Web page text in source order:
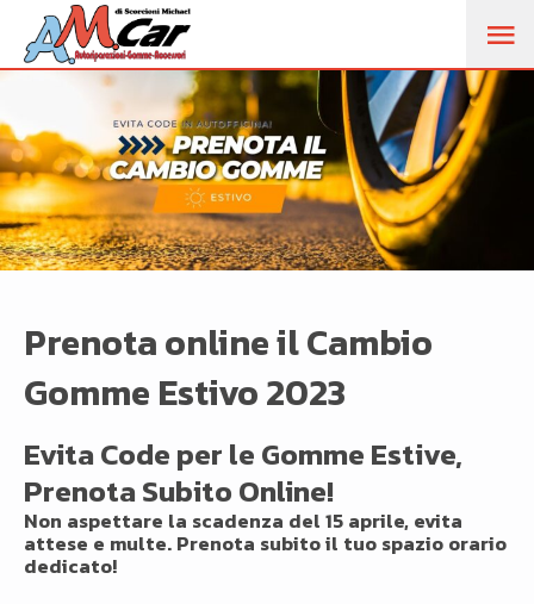
Prenota online il Cambio
Gomme Estivo 2023
Evita Code per le Gomme Estive,
Prenota Subito Online!
Non aspettare la scadenza del 15 aprile, evita
attese e multe. Prenota subito il tuo spazio orario
dedicato!